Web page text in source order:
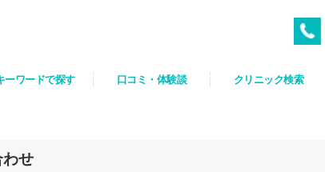
ーワードで探す 口コミ・体験談 クリニック検索
せ